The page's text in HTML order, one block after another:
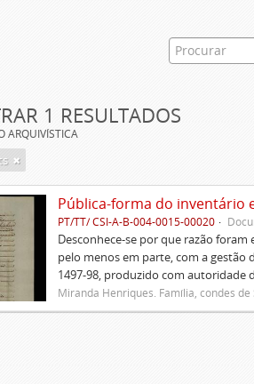
1 RESULTADOS
ARQUIVÍSTICA
Pública-forma do inventário
PT/TT/ CSI-A-B-004-0015-00020
Desconhece-se por que razão foram
pelo menos em parte, com a
1497-98, produzido com autoridade
Miranda Henriques. Família, condes